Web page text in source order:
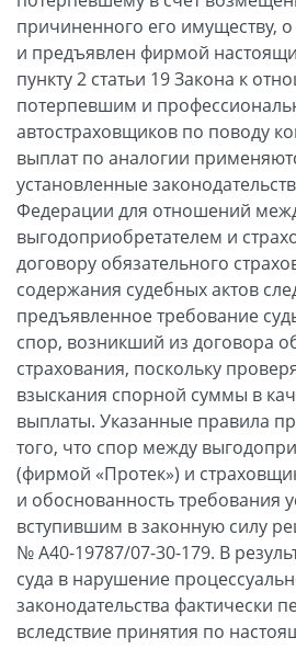
причиненного его имуществу,
и предъявлен фирмой
пункту 2 статьи 19 Закона к
потерпевшим и
автостраховщиков по поводу
выплат по аналогии
установленные
Федерации для отношений
выгодоприобретателем и
договору обязательного
содержания судебных актов
предъявленное требование
спор, возникший из договора
страхования, поскольку
взыскания спорной суммы в
выплаты. Указанные правила
того, что спор между
(фирмой «Протек») и
и обоснованность требования
вступившим в законную силу
№ А40-19787/07-30-179. В
суда в нарушение
законодательства фактически
вследствие принятия по